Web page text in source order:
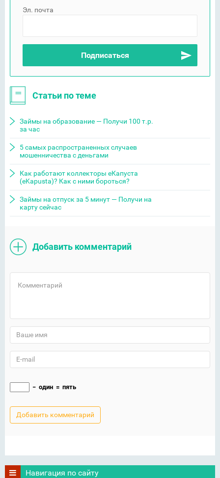
Эл. почта
Статьи по теме
Займы на образование — Получи 100 т.р.
за час
5 самых распространенных случаев
мошенничества с деньгами
Как работают коллекторы еКапуста
(eKapusta)? Как с ними бороться?
Займы на отпуск за 5 минут — Получи на
карту сейчас
Добавить комментарий
− один = пять
Навигация по сайту